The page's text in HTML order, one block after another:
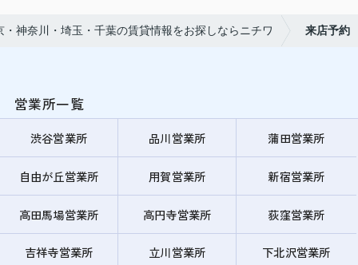
・神奈川・埼玉・千葉の賃貸情報をお探しならニチワ 来店予約
営業所一覧
渋谷営業所 品川営業所 蒲田営業所
自由が丘営業所 用賀営業所 新宿営業所
高田馬場営業所 高円寺営業所 荻窪営業所
吉祥寺営業所 立川営業所 下北沢営業所